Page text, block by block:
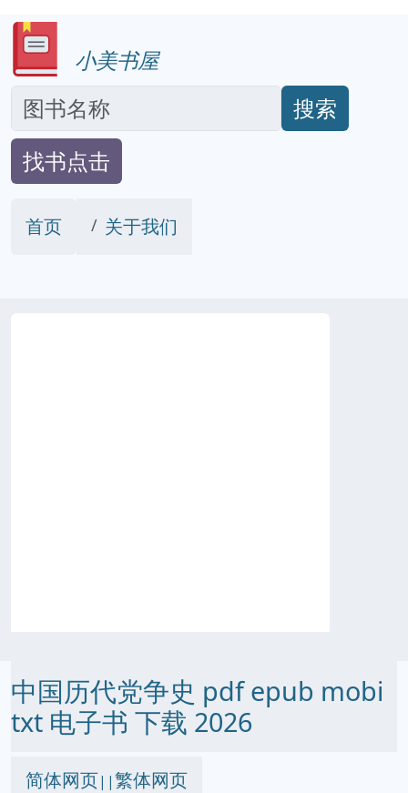
小美书屋
搜索
找书点击
首页 关于我们
中国历代党争史 pdf epub mobi
txt 电子书 下载 2026
简体网页||繁体网页